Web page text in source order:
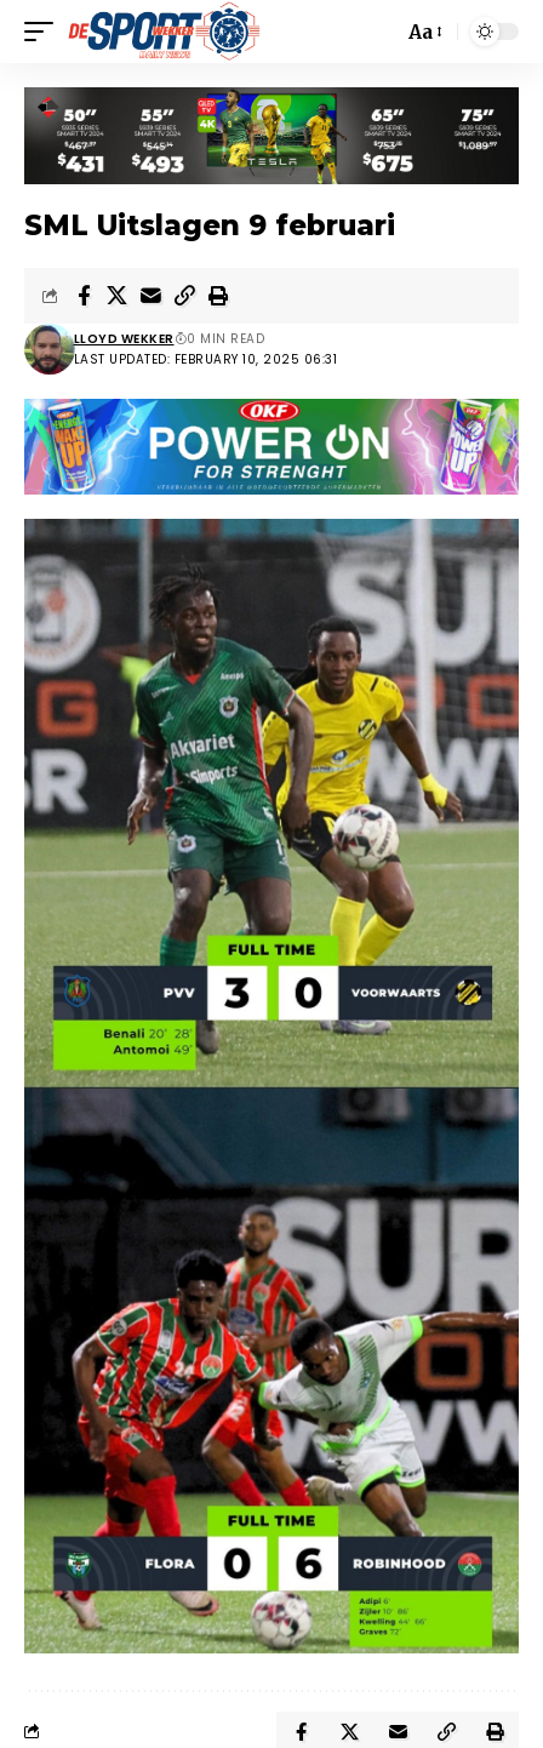
Aa
SML Uitslagen 9 februari
LAST UPDATED: FEBRUARY 10, 2025 06:31
LLOYD WEKKER 0 MIN READ